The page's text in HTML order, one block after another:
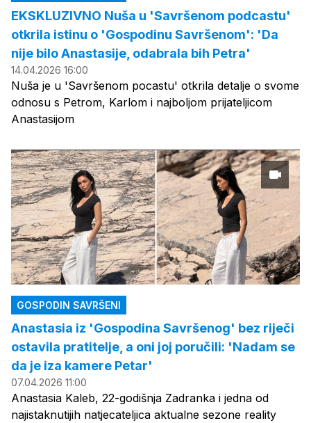
EKSKLUZIVNO Nuša u 'Savršenom podcastu'
otkrila istinu o 'Gospodinu Savršenom': 'Da
nije bilo Anastasije, odabrala bih Petra'
14.04.2026 16:00
Nuša je u 'Savršenom pocastu' otkrila detalje o svome
odnosu s Petrom, Karlom i najboljom prijateljicom
Anastasijom
GOSPODIN SAVRŠENI
Anastasia iz 'Gospodina Savršenog' bez riječi
ostavila pratitelje, a oni joj poručili: 'Nadam se
da je iza kamere Petar'
07.04.2026 11:00
Anastasia Kaleb, 22-godišnja Zadranka i jedna od
najistaknutijih natjecateljica aktualne sezone reality